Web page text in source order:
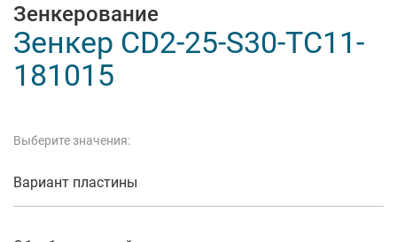
Зенкерование
Зенкер CD2-25-S30-TC11-
181015
Выберите значения:
Вариант пластины